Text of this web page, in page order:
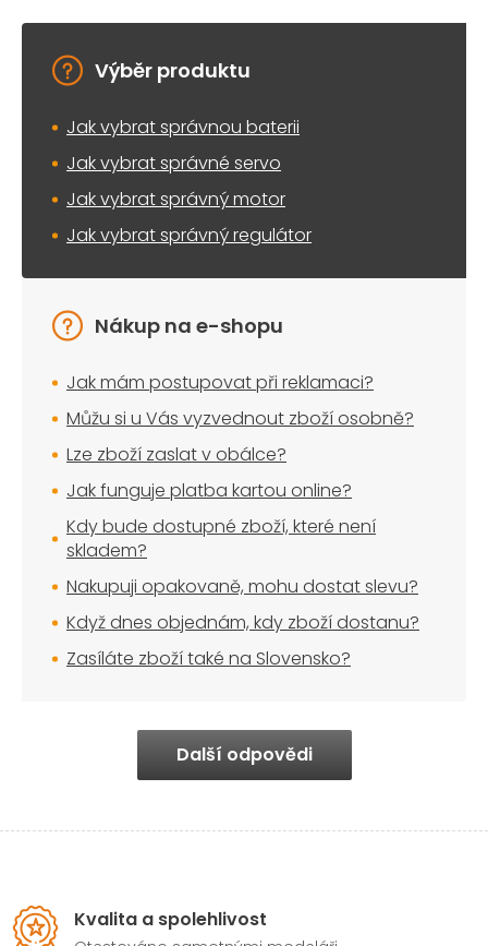
Výběr produktu
Jak vybrat správnou baterii
Jak vybrat správné servo
Jak vybrat správný motor
Jak vybrat správný regulátor
Nákup na e-shopu
Jak mám postupovat při reklamaci?
Můžu si u Vás vyzvednout zboží osobně?
Lze zboží zaslat v obálce?
Jak funguje platba kartou online?
Kdy bude dostupné zboží, které není
skladem?
Nakupuji opakovaně, mohu dostat slevu?
Když dnes objednám, kdy zboží dostanu?
Zasíláte zboží také na Slovensko?
Další odpovědi
Kvalita a spolehlivost